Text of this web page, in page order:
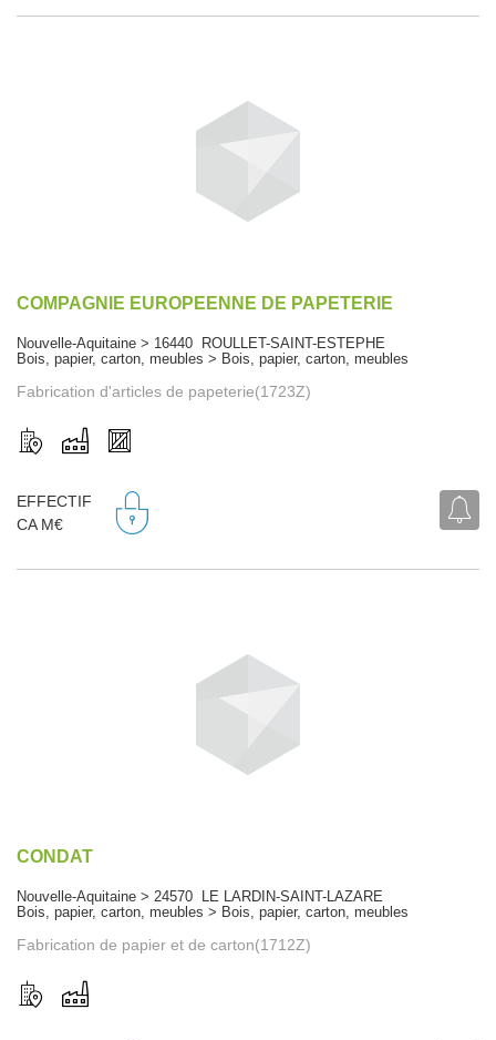
COMPAGNIE EUROPEENNE DE PAPETERIE
Nouvelle-Aquitaine > 16440 ROULLET-SAINT-ESTEPHE
Bois, papier, carton, meubles > Bois, papier, carton, meubles
Fabrication d'articles de papeterie(1723Z)
EFFECTIF
CA M€
CONDAT
Nouvelle-Aquitaine > 24570 LE LARDIN-SAINT-LAZARE
Bois, papier, carton, meubles > Bois, papier, carton, meubles
Fabrication de papier et de carton(1712Z)